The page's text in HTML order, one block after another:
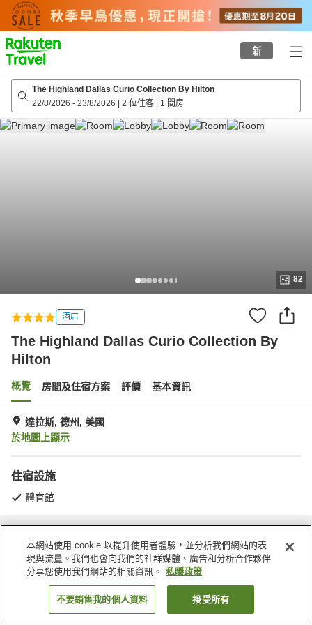
to
top
page
新
The Highland Dallas Curio Collection By Hilton
22/8/2026 - 23/8/2026 | 2 位住客 | 1 間房
82
酒店
The Highland Dallas Curio Collection By
Hilton
概覽 房間及住宿方案 評價 基本資訊
達拉斯, 德州, 美國
於地圖上顯示
住宿設施
體育館
The Highland Dallas Curio Collection By Hilton
找客房
本網站使用 cookie 以提升使用者體驗，並分析我們網站的表
現與流量。我們也會向我們的社群媒體、廣告和分析合作夥伴
分享您使用我們網站的相關資訊。
私隱政策
不要銷售我的個人資料 接受所有